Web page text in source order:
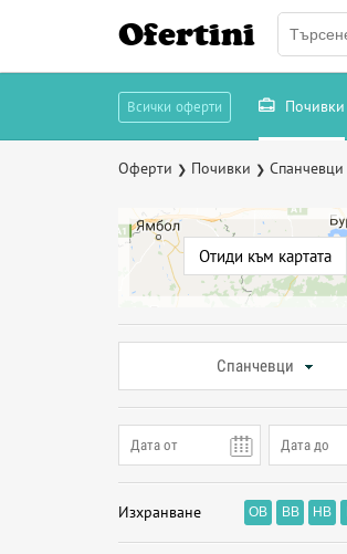
Ofertini
Всички оферти Почивки
Оферти ❯ Почивки ❯ Спанчевци
Отиди към картата
Спанчевци
Изхранване OB BB HB